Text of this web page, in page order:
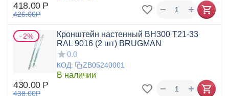
418.00 Р
426.00Р +
−
2%
Кронштейн настенный BH300 T21-33
RAL 9016 (2 шт) BRUGMAN
0.0
КОД: ZB05240001
В наличии
430.00 Р
438.00Р +
−